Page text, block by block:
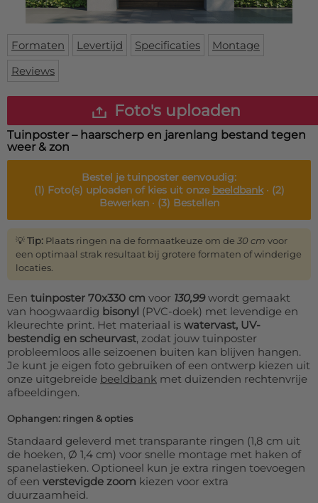
Deurmat
Vloermat
Skateboard deck
Over ons
Inloggen
WhatsApp
Formaten Levertijd Specificaties
Montage
Reviews
Foto's uploaden
Tuinposter – haarscherp en jarenlang bestand tegen
weer & zon
Bestel jetuinposter eenvoudig:
(1) Foto(s) uploaden of kies uit onze beeldbank· (2)
Bewerken · (3) Bestellen
💡Tip: Plaats ringen na de formaatkeuze om de 30 cm voor
een optimaal strak resultaat bij grotere formaten of winderige
locaties.
Een tuinposter 70x330 cm voor 130,99wordt gemaakt
van hoogwaardig bisonyl (PVC-doek) met levendige en
kleurechte print. Het materiaal is watervast, UV-
bestendig en scheurvast, zodat jouw tuinposter
probleemloos alle seizoenen buiten kan blijven hangen.
Je kunt je eigen foto gebruiken of een ontwerp kiezen uit
onze uitgebreide beeldbank met duizenden rechtenvrije
afbeeldingen.
Ophangen: ringen & opties
Standaard geleverd met transparante ringen (1,8 cm uit
de hoeken, Ø 1,4 cm) voor snelle montage met haken of
spanelastieken. Optioneel kun je extra ringen toevoegen
of een verstevigde zoom kiezen voor extra
duurzaamheid.